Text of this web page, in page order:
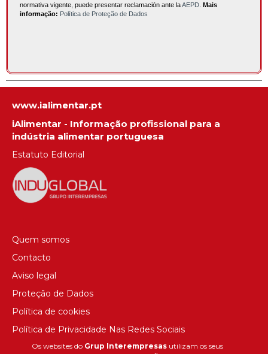
Os websites do Grup Interempresasutilizam os seus
normativa vigente, puede presentar reclamación ante laAEPD Mais
informação: Política de Proteção de Dados
www.ialimentar.pt
iAlimentar - Informação profissional para a
indústria alimentar portuguesa
Estatuto Editorial
Quem somos
Contacto
Aviso legal
Proteção de Dados
Política de cookies
Política de Privacidade Nas Redes Sociais
Canal de denúncias